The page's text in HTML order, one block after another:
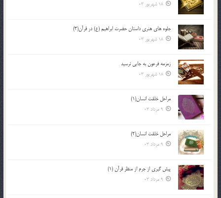
18 شهریور 03
جلوه هاي هنري داستان حضرت ابراهيم (ع) در قرآن(3)
18 شهریور 03
زمزمه فرعون به جايي نرسيد
18 شهریور 03
مراحل خلقت انسان(1)
9 مرداد 03
مراحل خلقت انسان(2)
9 مرداد 03
پيش گيري از جرم از منظر قرآن (1)
9 مرداد 03